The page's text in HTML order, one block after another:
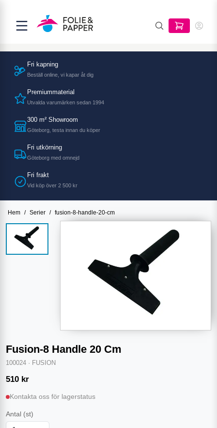
Fri kapning
Beställ online, vi kapar åt dig
Premiummaterial
Utvalda varumärken sedan 1994
300 m² Showroom
Göteborg, testa innan du köper
Fri utkörning
Göteborg med omnejd
Fri frakt
Vid köp över 2 500 kr
Hem / Serier / fusion-8-handle-20-cm
Fusion-8 Handle 20 Cm
100024 · FUSION
510 kr
Kontakta oss för lagerstatus
Antal (st)